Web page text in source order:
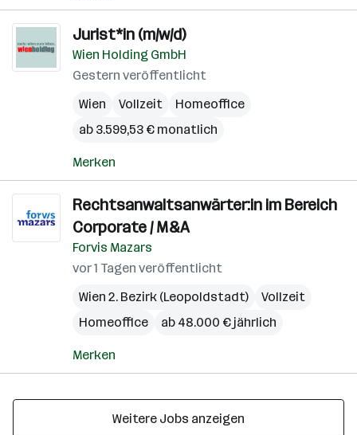
Jurist*in (m/w/d)
Wien Holding GmbH
Gestern veröffentlicht
Wien
Vollzeit
Homeoffice
ab 3.599,53 € monatlich
Merken
Rechtsanwaltsanwärter:in im Bereich
Corporate / M&A
Forvis Mazars
vor 1 Tagen veröffentlicht
Wien 2. Bezirk (Leopoldstadt)
Vollzeit
Homeoffice
ab 48.000 € jährlich
Merken
Weitere Jobs anzeigen